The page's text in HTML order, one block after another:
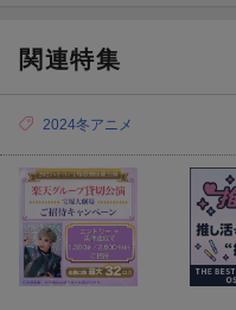
関連特集
2024冬アニメ